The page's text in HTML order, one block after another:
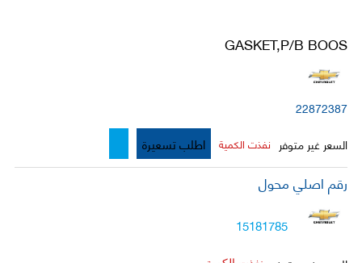
GASKET,P/B BOOS
22872387
السعر غير متوفر نفذت الكمية اطلب تسعيرة
رقم اصلي محول
15181785